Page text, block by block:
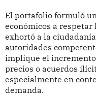
El portafolio formuló
económicos a respetar
exhortó a la
autoridades
implique el
precios o acuerdos
especialmente en
demanda.